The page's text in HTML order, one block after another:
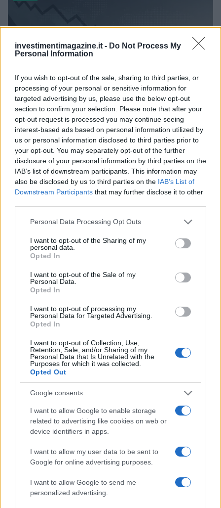
investimentimagazine.it - Do Not Process My
Personal Information
If you wish to opt-out of the sale, sharing to third parties, or
processing of your personal or sensitive information for
targeted advertising by us, please use the below opt-out
section to confirm your selection. Please note that after your
opt-out request is processed you may continue seeing
interest-based ads based on personal information utilized by
us or personal information disclosed to third parties prior to
your opt-out. You may separately opt-out of the further
disclosure of your personal information by third parties on the
IAB’s list of downstream participants. This information may
also be disclosed by us to third parties on the IAB’s List of
Downstream Participants that may further disclose it to other
Please note that this website/app uses one or more Google
not limited to your visit or usage behaviour. You may click to
grant or deny consent to Google and its third-party tags to
use your data for below specified purposes in below Google
consent section.
Personal Data Processing Opt Outs
I want to opt-out of the Sharing of my
personal data.
Opted In
I want to opt-out of the Sale of my
Personal Data.
Opted In
I want to opt-out of processing my
Personal Data for Targeted Advertising.
Opted In
I want to opt-out of Collection, Use,
Retention, Sale, and/or Sharing of my
Personal Data that Is Unrelated with the
Purposes for which it was collected.
Opted Out
Google consents
I want to allow Google to enable storage
related to advertising like cookies on web or
device identifiers in apps.
I want to allow my user data to be sent to
Google for online advertising purposes.
I want to allow Google to send me
personalized advertising.
Petrolio in calo, Brent a 88.9 USD dopo un ribasso del 8.3%
Andrea Innocenti · 7 Ago 2026
Petrolio in calo: Brent a 88.9 dollari, ribassi diffusi tra le
materie prime
Andrea Innocenti · 6 Ago 2026
NEWS
Petrolio in calo: Brent a 91,82$, ribassi a due cifre per greggio